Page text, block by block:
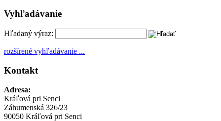
Vyhľadávanie
Hľadaný výraz:
rozšírené vyhľadávanie ...
Kontakt
Adresa:
Kráľová pri Senci
Záhumenská 326/23
90050 Kráľová pri Senci